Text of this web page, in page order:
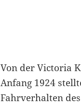
Von der Victoria
Anfang 1924
Fahrverhalten